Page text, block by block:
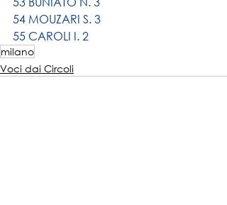
54 MOUZARI S. 3
55 CAROLI I. 2
milano
Voci dai Circoli